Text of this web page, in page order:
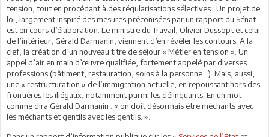
tension, tout en procédant à des régularisations sélectives . Un projet de
loi, largement inspiré des mesures préconisées par un rapport du Sénat
est en cours d’élaboration. Le ministre du Travail, Olivier Dussopt et celui
de l’intérieur, Gérald Darmanin, viennent d’en révéler les contours. A la
clef, la création d’un nouveau titre de séjour « Métier en tension ». Un
appel d’air en main d’œuvre qualifiée, fortement appelé par diverses
professions (bâtiment, restauration, soins à la personne…). Mais, aussi,
une « restructuration » de l’immigration actuelle, en repoussant hors des
frontières les illégaux, notamment parmi les délinquants. En un mot
comme dira Gérald Darmanin : « on doit désormais être méchants avec
les méchants et gentils avec les gentils. ».